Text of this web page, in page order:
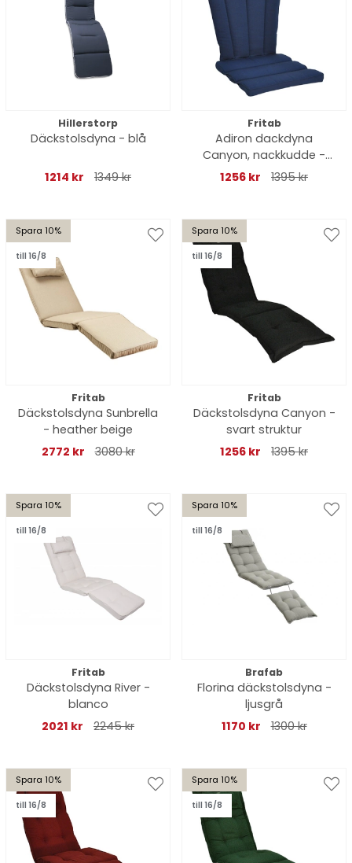
Hillerstorp
Däckstolsdyna - blå
1214 kr 1349 kr
Fritab
Adiron dackdyna
Canyon, nackkudde -
blå struktur
1256 kr 1395 kr
Spara 10%
till 16/8
Fritab
Däckstolsdyna Sunbrella
- heather beige
2772 kr
3080 kr
Spara 10%
till 16/8
Fritab
Däckstolsdyna Canyon -
svart struktur
1256 kr
1395 kr
Spara 10%
till 16/8
Fritab
Däckstolsdyna River -
blanco
2021 kr
2245 kr
Spara 10%
till 16/8
Brafab
Florina däckstolsdyna -
ljusgrå
1170 kr
1300 kr
Spara 10%
till 16/8
Spara 10%
till 16/8